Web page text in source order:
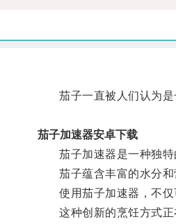
茄子一直被人们认为是
茄子加速器安卓下载
茄子加速器是一种独特
茄子蕴含丰富的水分和
使用茄子加速器，不仅
这种创新的烹饪方式正